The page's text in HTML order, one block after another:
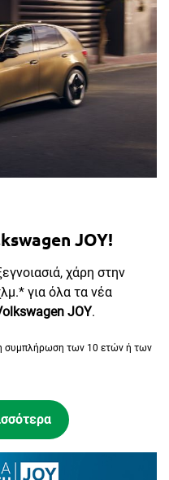
JOY!
χάρη στην
για όλα τα νέα
JOY.
συμπλήρωση των 10 ετών ή των